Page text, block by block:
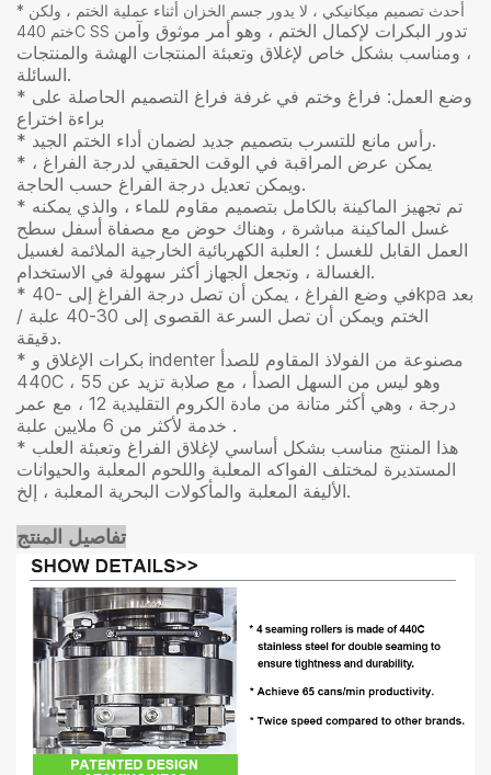
* أحدث تصميم ميكانيكي ، لا يدور جسم الخزان أثناء عملية الختم ، ولكن
ختم 440C SS تدور البكرات لإكمال الختم ، وهو أمر موثوق وآمن
، ومناسب بشكل خاص لإغلاق وتعبئة المنتجات الهشة والمنتجات
السائلة.
* وضع العمل: فراغ وختم في غرفة فراغ التصميم الحاصلة على
براءة اختراع
* رأس مانع للتسرب بتصميم جديد لضمان أداء الختم الجيد.
* يمكن عرض المراقبة في الوقت الحقيقي لدرجة الفراغ ،
ويمكن تعديل درجة الفراغ حسب الحاجة.
* تم تجهيز الماكينة بالكامل بتصميم مقاوم للماء ، والذي يمكنه
غسل الماكينة مباشرة ، وهناك حوض مع مصفاة أسفل سطح
العمل القابل للغسل ؛ العلبة الكهربائية الخارجية الملائمة لغسيل
الغسالة ، وتجعل الجهاز أكثر سهولة في الاستخدام.
* في وضع الفراغ ، يمكن أن تصل درجة الفراغ إلى -40kpa بعد
الختم ويمكن أن تصل السرعة القصوى إلى 30-40 علبة /
دقيقة.
* بكرات الإغلاق و indenter مصنوعة من الفولاذ المقاوم للصدأ
440C ، وهو ليس من السهل الصدأ ، مع صلابة تزيد عن 55
درجة ، وهي أكثر متانة من مادة الكروم التقليدية 12 ، مع عمر
خدمة لأكثر من 6 ملايين علبة .
* هذا المنتج مناسب بشكل أساسي لإغلاق الفراغ وتعبئة العلب
المستديرة لمختلف الفواكه المعلبة واللحوم المعلبة والحيوانات
الأليفة المعلبة والمأكولات البحرية المعلبة ، إلخ.
تفاصيل المنتج